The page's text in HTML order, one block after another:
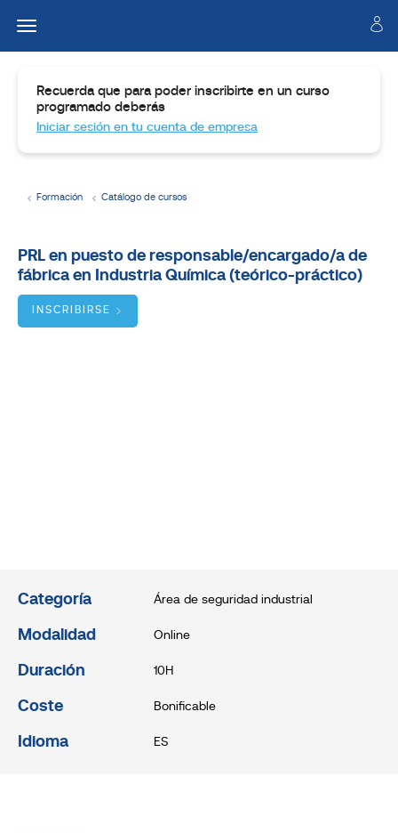
Formación Catálogo de cursos
Dirigido
a:
Objetivos:
Recuerda que para poder inscribirte en un curso
programado deberás
Iniciar sesión en tu cuenta de empresa
PRL en puesto de responsable/encargado/a de
fábrica en Industria Química (teórico-práctico)
INSCRIBIRSE
Categoría Área de seguridad industrial
Modalidad Online
Duración 10H
Coste Bonificable
Idioma ES